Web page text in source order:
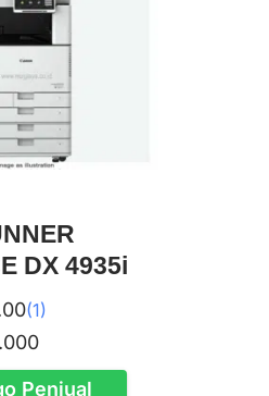
DX 4935i
(1)
Penjual